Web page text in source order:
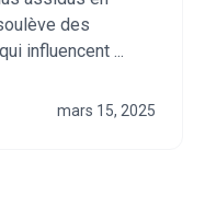
des
influencent ...
mars 15, 2025